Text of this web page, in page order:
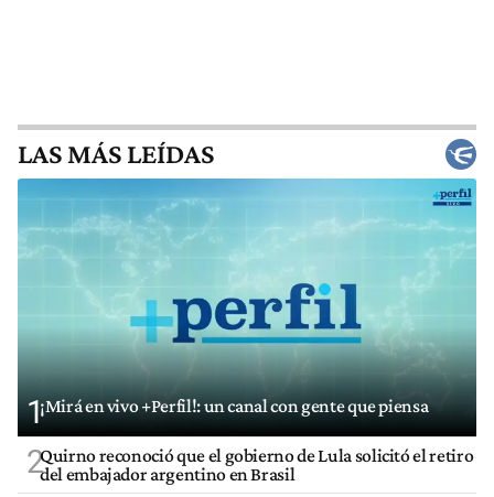
LAS MÁS LEÍDAS
1¡Mirá en vivo +Perfil!: un canal con gente que piensa
2Quirno reconoció que el gobierno de Lula solicitó el retiro
del embajador argentino en Brasil